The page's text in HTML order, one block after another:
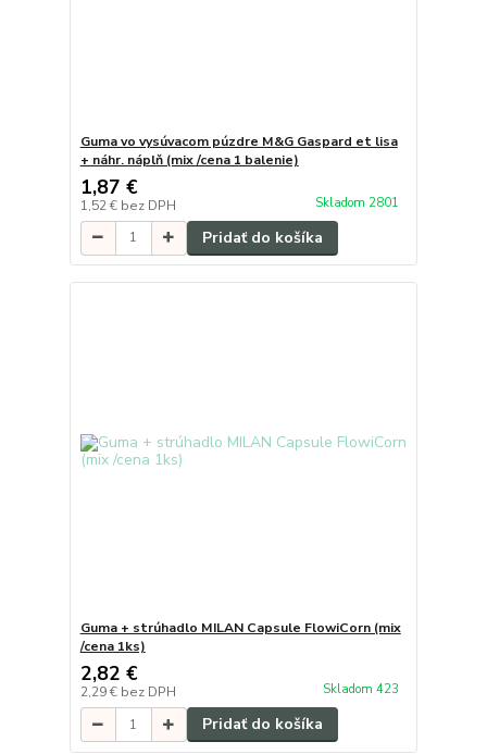
Guma vo vysúvacom púzdre M&G Gaspard et lisa
+ náhr. náplň (mix /cena 1 balenie)
1,87 €
1,52 € bez DPH Skladom 2801
Pridať do košíka
Guma + strúhadlo MILAN Capsule FlowiCorn (mix
/cena 1ks)
2,82 €
2,29 € bez DPH Skladom 423
Pridať do košíka